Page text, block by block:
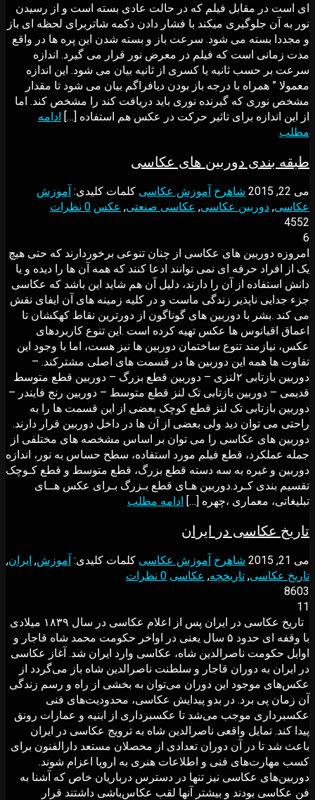
ای است در مقابل فیلم که در حالت عادی بسته است و از رسیدن
نور به آن جلوگیری میکند با فشار دادن دکمه شاتربرای لحظه ای باز
و مجددا بسته می شود. سرعت باز و بسته شدن این پره ها در واقع
مدت زمانی است که فیلم در معرض نور قرار می گیرد. اندازه
سرعت بر حسب ثانيه يا کسری از ثانيه بيان می شود. اين اندازه
معمولا ” همراه با درجه باز بودن ديافراگم بيان می شود تا مقدار
مشخص نوری که گيرنده نوری بايد دريافت کند را مشخص کند. اما
از اين اندازه برای تاثير حرکت در عکس هم استفاده […] ادامه
مطلب
ﻃﺒﻘﻪ ﺑﻨﺪی دوربین های عکاسی
می 22, 2015 شاهرخ آموزش عکاسی کلمات کلیدی: آموزش
عکاسی, دوربین عکاسی, عکاسی صنعتی, عکس 0 نظرات
4552
6
اﻣﺮوزه دوربین های عکاسی از ﭼﻨﺎن ﺗﻨﻮﻋﯽ ﺑﺮﺧﻮردارﻧﺪ ﮐﻪ ﺣﺘﯽ ﻫﻴﭻ
ﻳﮏ از اﻓﺮاد ﺣﺮﻓﻪ ای ﻧﻤﯽ ﺗﻮاﻧﻨﺪ ادﻋﺎ ﮐﻨﻨﺪ ﮐﻪ ﻫﻤﻪ آن ﻫﺎ را دﻳﺪه و ﻳﺎ
داﻧﺶ اﺳﺘﻔﺎده از آن را دارﻧﺪ، دﻟﻴﻞ آن ﻫﻢ ﺷﺎﻳﺪ اﻳﻦ ﺑﺎﺷﺪ ﮐﻪ ﻋﮑﺎﺳﯽ
ﺟﺰء ﺟﺪاﻳﯽ ﻧﺎﭘﺬﻳﺮ زﻧﺪﮔﯽ ﻣﺎﺳﺖ و در ﮐﻠﻴﻪ زﻣﻴﻨﻪ ﻫﺎی آن اﻳﻔﺎی ﻧﻘﺶ
ﻣﯽ ﮐﻨﺪ .ﺑﺸﺮ ﺑﺎ دورﺑﻴﻦ ﻫﺎی ﮔﻮﻧﺎﮔﻮن از دورﺗﺮﻳﻦ ﻧﻘﺎط ﮐﻬﮑﺸﺎن ﺗﺎ
اﻋﻤﺎق اﻗﻴﺎﻧﻮس ﻫﺎ ﻋﮑﺲ ﺗﻬﻴﻪ ﮐﺮده اﺳﺖ .اﻳﻦ ﺗﻨﻮع ﮐﺎرﺑﺮدﻫﺎی
ﻋﮑﺲ، ﻧﻴﺎزﻣﻨﺪ ﺗﻨﻮع ﺳﺎﺧﺘﻤﺎن دورﺑﻴﻦ ﻫﺎ ﻧﻴﺰ ﻫﺴﺖ، اﻣﺎ ﺑﺎ وﺟﻮد اﻳﻦ
ﺗﻔﺎوت ﻫﺎ ﻫﻤﻪ اﻳﻦ دورﺑﻴﻦ ﻫﺎ در ﻗﺴﻤﺖ ﻫﺎی اﺻﻠﯽ ﻣﺸﺘﺮﮐﻨﺪ. –
دورﺑﻴﻦ ﺑﺎزﺗﺎﺑﯽ ٢ﻟﻨﺰی – دورﺑﻴﻦ ﻗﻄﻊ ﺑﺰرگ – دورﺑﻴﻦ ﻗﻄﻊ ﻣﺘﻮﺳﻂ
ﻗﺪﻳﻤﯽ – دورﺑﻴﻦ ﺑﺎزﺗﺎﺑﯽ ﺗﮏ ﻟﻨﺰ ﻗﻄﻊ ﻣﺘﻮﺳﻂ – دورﺑﻴﻦ رﻧﺞ ﻓﺎﻳﻨﺪر –
دورﺑﻴﻦ ﺑﺎزﺗﺎﺑﯽ ﺗﮏ ﻟﻨﺰ قطع کوچک ﺑﻌﻀﯽ از اﻳﻦ ﻗﺴﻤﺖ ﻫﺎ را ﺑﻪ
راﺣﺘﯽ ﻣﯽ ﺗﻮان دﻳﺪ وﻟﯽ ﺑﻌﻀﯽ از آن ﻫﺎ در داﺧﻞ دورﺑﻴﻦ ﻗﺮار دارﻧﺪ.
دورﺑﻴﻦ ﻫﺎی ﻋﮑﺎﺳﯽ را ﻣﯽ ﺗﻮان ﺑﺮ اﺳﺎس ﻣﺸﺨﺼﻪ ﻫﺎی ﻣﺨﺘﻠﻔﯽ از
ﺟﻤﻠﻪ ﻋﻤﻠﮑﺮد، ﻗﻄﻊ ﻓﻴﻠﻢ ﻣﻮرد اﺳﺘﻔﺎده، ﺳﻄﺢ ﺣﺴﺎس ﺑﻪ ﻧﻮر، اﻧﺪازه
دورﺑﻴﻦ و ﻏﻴﺮه ﺑﻪ ﺳﻪ دﺳﺘﻪ ﻗﻄﻊ ﺑﺰرگ، ﻗﻄﻊ ﻣﺘﻮﺳﻂ و ﻗﻄﻊ ﮐـﻮﭼﮏ
ﺗﻘﺴﻴﻢ ﺑﻨﺪی ﮐـﺮد.دورﺑﻴﻦ ﻫـﺎی ﻗﻄﻊ ﺑـﺰرگ ﺑـﺮای ﻋﮑﺲ ﻫــﺎی
ﺗﺒﻠﻴﻐﺎﺗﯽ، ﻣﻌﻤﺎری ،ﭼﻬﺮه […] ادامه مطلب
تاریخ عکاسی در ایران
می 21, 2015 شاهرخ آموزش عکاسی کلمات کلیدی: آموزش, ایران,
تاریخ عکاسی, تاریخچه, عکاسی 0 نظرات
8603
11
تاریخ عکاسی در ایران پس از اعلام عکاسی در سال ۱۸۳۹ میلادی
با وقفه ای حدود ۵ سال یعنی در اواخر حکومت محمد شاه قاجار و
اوایل حکومت ناصرالدین شاه، عکاسی وارد ایران شد. آغاز عکاسی
در ایران به دوران قاجار و سلطنت ناصرالدین شاه باز می‌گردد از
عکس‌های موجود این دوران می‌توان به بخشی از راه و رسم زندگی
آن زمان پی برد. در بدو پیدایش عکاسی، محدودیت‌هاى فنى
عکسبردارى موجب مى‌شد تا عکسبردارى از ابنیه و عمارات رونق
پیدا کند. تمایل واقعى ناصرالدین شاه به ترویج عکاسى در ایران
باعث شد تا در آن دوران تعدادى از محصلان مستعد دارالفنون براى
کسب مهارت‌هاى فنى و اطلاعات هنرى به اروپا اعزام شوند.
دوربین‌هاى عکاسى نیز تنها در دسترس درباریان خاص که آشنا به
فن عکاسى بودند و بیشتر آنها لقب عکاس‌باشى داشتند قرار